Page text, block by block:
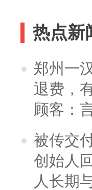
热点新
郑州一
退费，
顾客：
被传交
创始人
人长期